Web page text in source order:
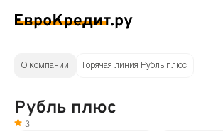
О компании Горячая линия Рубль плюс
Рубль плюс
3